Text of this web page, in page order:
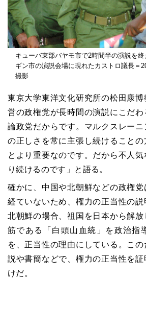
キューバ東部バヤモ市で2時間半の演説を
ギン市の演説会場に現れたカストロ議長＝
撮影
東京大学東洋文化研究所の松田康
営の政権党が長時間の演説にこだ
論政党だからです。マルクスレー
の正しさを常に主張し続けることの
とより重要なのです。だから不人
り続けるのです」と語る。
確かに、中国や北朝鮮などの政権
経ていないため、権力の正当性の説
北朝鮮の場合、祖国を日本から解放
筋である「白頭山血統」を政治指
を、正当性の理由にしている。こ
説や書簡などで、権力の正当性を
けだ。